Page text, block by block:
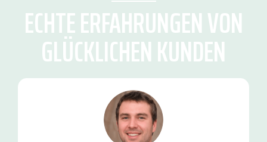
ECHTE ERFAHRUNGEN VON
GLÜCKLICHEN KUNDEN